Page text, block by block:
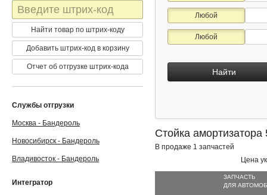
Любой
Любой
Найти
Стойка амортизатора
В продаже 1 запчастей
Цена
ЗАПЧАСТЬ
ДЛЯ
Штрих-
код
Найти товар по штрих-коду
Добавить штрих-код в корзину
Отчет об отгрузке штрих-кода
Службы отгрузки
Москва - Бандероль
Новосибирск - Бандероль
Владивосток - Бандероль
Интегратор